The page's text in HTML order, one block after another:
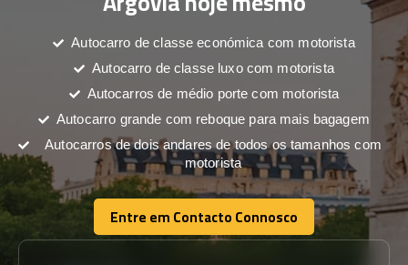
Autocarro de classe económica com motorista
Autocarro de classe luxo com motorista
Autocarros de médio porte com motorista
Autocarro grande com reboque para mais bagagem
Autocarros de dois andares de todos os tamanhos com
motorista
Entre em Contacto Connosco
Entre em Contacto Connosco